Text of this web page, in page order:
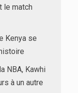
le match
Kenya se
NBA, Kawhi
à un autre